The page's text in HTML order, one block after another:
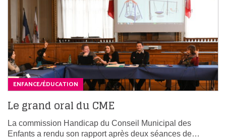
ENFANCE/ÉDUCATION
Le grand oral du CME
La commission Handicap du Conseil Municipal des
Enfants a rendu son rapport après deux séances de…